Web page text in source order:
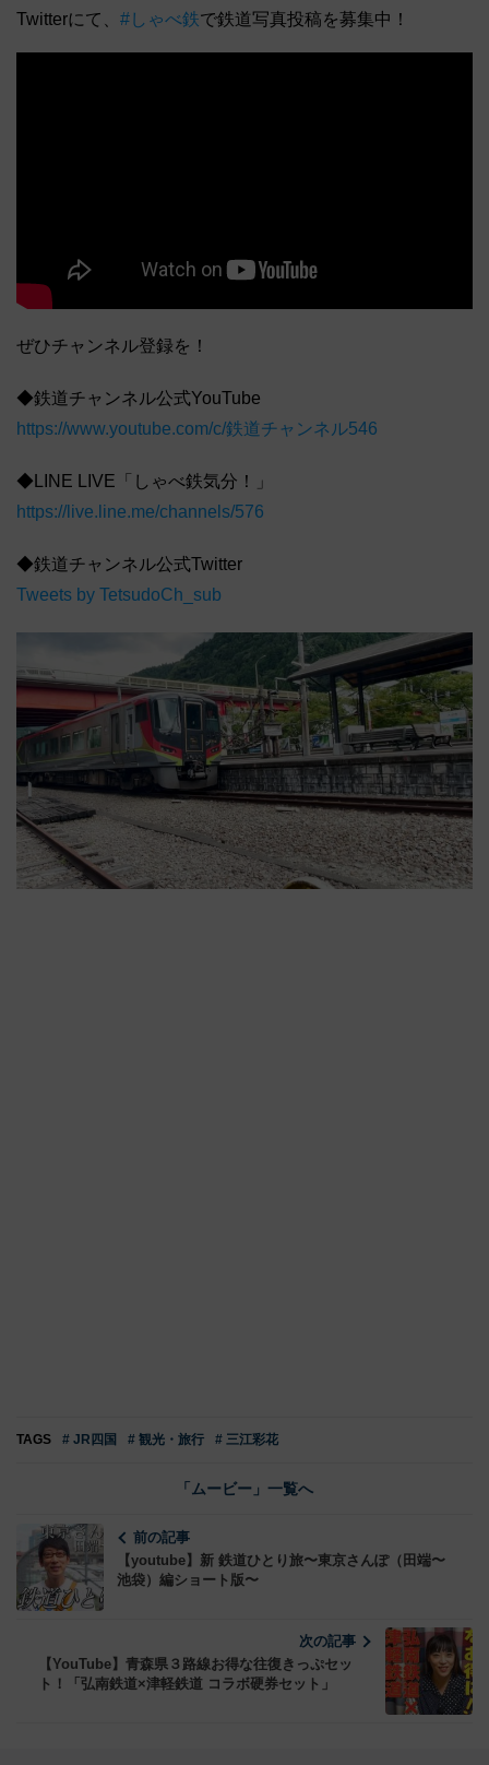
Twitterにて、 #しゃべ鉄で鉄道写真投稿を募集中！
ぜひチャンネル登録を！
◆鉄道チャンネル公式YouTube
https://www.youtube.com/c/鉄道チャンネル546
◆LINE LIVE「しゃべ鉄気分！」
https://live.line.me/channels/576
◆鉄道チャンネル公式Twitter
Tweets by TetsudoCh_sub
TAGS # JR四国 # 観光・旅行 # 三江彩花
「ムービー」一覧へ
前の記事
【youtube】新 鉄道ひとり旅〜東京さんぽ（田端〜
池袋）編ショート版〜
次の記事
【YouTube】青森県３路線お得な往復きっぷセッ
ト！「弘南鉄道×津軽鉄道 コラボ硬券セット」